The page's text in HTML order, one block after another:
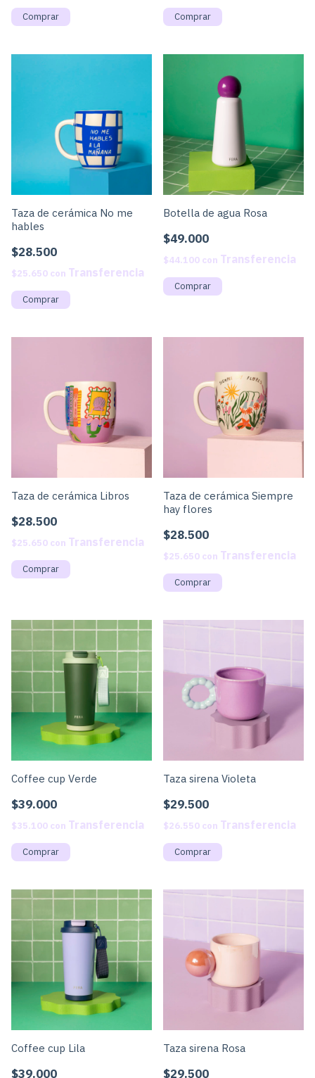
Taza de cerámica No me
hables
$28.500
$25.650 con
Botella de agua Rosa
$49.000
$44.100 con
Taza de cerámica Libros
$28.500
$25.650 con
Taza de cerámica Siempre
hay flores
$28.500
$25.650 con
Coffee cup Verde
$39.000
$35.100 con
Taza sirena Violeta
$29.500
$26.550 con
Coffee cup Lila
$39.000
Taza sirena Rosa
$29.500